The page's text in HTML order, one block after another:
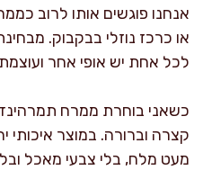
אנחנו פוגשים אותו לרוב
או כרכז נוזלי בבקבוק.
לכל אחת יש אופי אחר
כשאני בוחרת ממרח
קצרה וברורה. במוצר איכותי
מעט מלח, בלי צבעי מאכל